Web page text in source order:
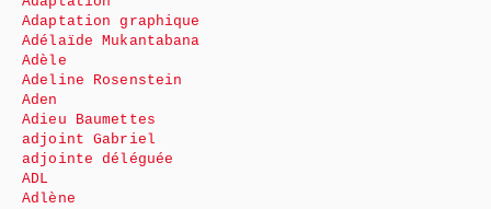
Adaptation graphique
Adélaïde Mukantabana
Adèle
Adeline Rosenstein
Aden
Adieu Baumettes
adjoint Gabriel
adjointe déléguée
ADL
Adlène